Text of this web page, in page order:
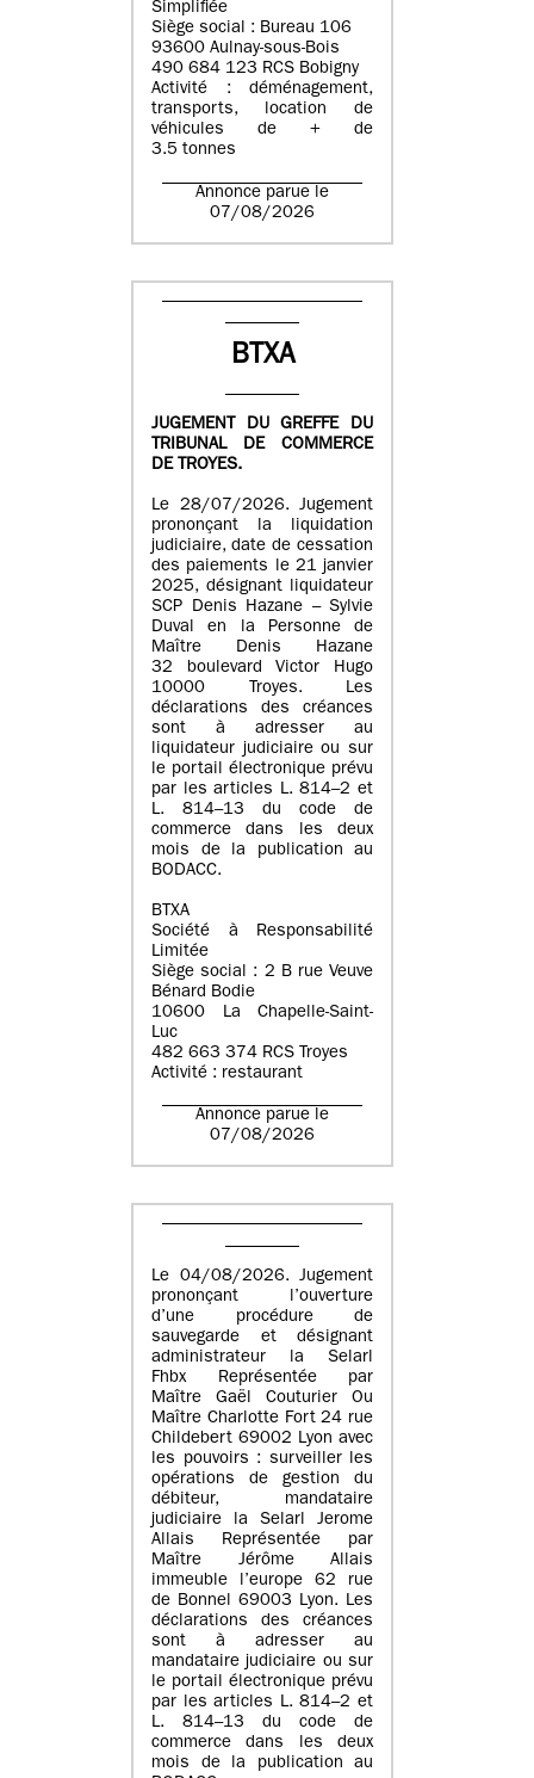
Simplifiée
Siège social : Bureau 106
93600 Aulnay-sous-Bois
490 684 123 RCS Bobigny
Activité : déménagement,
transports, location de
véhicules de + de
3.5 tonnes
Annonce parue le
07/08/2026
BTXA
JUGEMENT DU GREFFE DU
TRIBUNAL DE COMMERCE
DE TROYES.
Le 28/07/2026. Jugement
prononçant la liquidation
judiciaire, date de cessation
des paiements le 21 janvier
2025, désignant liquidateur
SCP Denis Hazane – Sylvie
Duval en la Personne de
Maître Denis Hazane
32 boulevard Victor Hugo
10000 Troyes. Les
déclarations des créances
sont à adresser au
liquidateur judiciaire ou sur
le portail électronique prévu
par les articles L. 814–2 et
L. 814–13 du code de
commerce dans les deux
mois de la publication au
BODACC.
BTXA
Société à Responsabilité
Limitée
Siège social : 2 B rue Veuve
Bénard Bodie
10600 La Chapelle-Saint-
Luc
482 663 374 RCS Troyes
Activité : restaurant
Annonce parue le
07/08/2026
Le 04/08/2026. Jugement
prononçant l’ouverture
d’une procédure de
sauvegarde et désignant
administrateur la Selarl
Fhbx Représentée par
Maître Gaël Couturier Ou
Maître Charlotte Fort 24 rue
Childebert 69002 Lyon avec
les pouvoirs : surveiller les
opérations de gestion du
débiteur, mandataire
judiciaire la Selarl Jerome
Allais Représentée par
Maître Jérôme Allais
immeuble l’europe 62 rue
de Bonnel 69003 Lyon. Les
déclarations des créances
sont à adresser au
mandataire judiciaire ou sur
le portail électronique prévu
par les articles L. 814–2 et
L. 814–13 du code de
commerce dans les deux
mois de la publication au